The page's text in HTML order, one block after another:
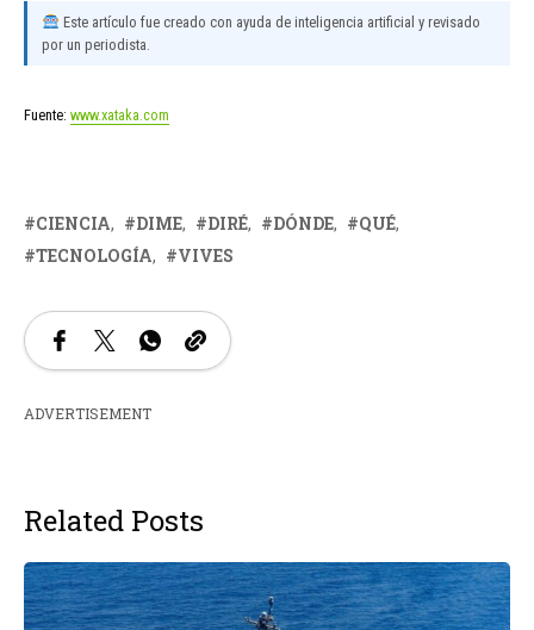
Este artículo fue creado con ayuda de inteligencia artificial y revisado
por un periodista.
Fuente: www.xataka.com
CIENCIA DIME DIRÉ DÓNDE
QUÉ
TECNOLOGÍA
VIVES
ADVERTISEMENT
Related Posts